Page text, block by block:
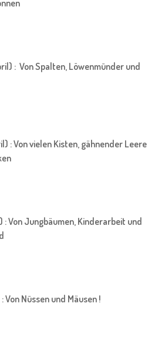
: Von Spalten, Löwenmünder und
: Von vielen Kisten, gähnender Leere
: Von Jungbäumen, Kinderarbeit und
Von Nüssen und Mäusen !